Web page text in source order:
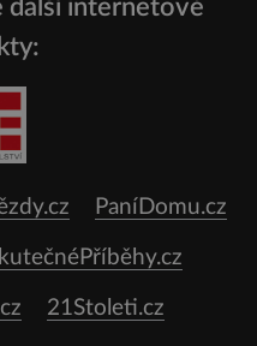
další internetové
PaníDomu.cz
21Stoleti.cz